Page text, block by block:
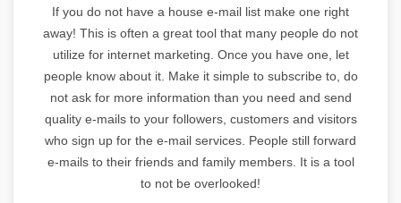
If you do not have a house e-mail list make one right
away! This is often a great tool that many people do not
utilize for internet marketing. Once you have one, let
people know about it. Make it simple to subscribe to, do
not ask for more information than you need and send
quality e-mails to your followers, customers and visitors
who sign up for the e-mail services. People still forward
e-mails to their friends and family members. It is a tool
to not be overlooked!